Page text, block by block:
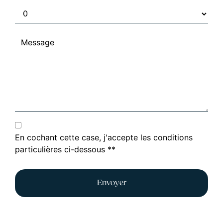
En cochant cette case, j'accepte les conditions
particulières ci-dessous **
Envoyer